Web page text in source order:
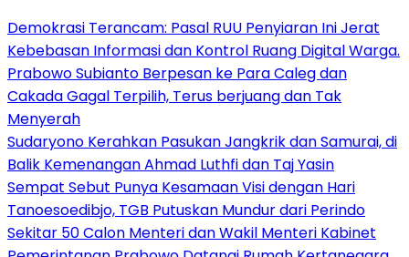
Demokrasi Terancam: Pasal RUU Penyiaran Ini Jerat
Kebebasan Informasi dan Kontrol Ruang Digital Warga.
Prabowo Subianto Berpesan ke Para Caleg dan
Cakada Gagal Terpilih, Terus berjuang dan Tak
Menyerah
Sudaryono Kerahkan Pasukan Jangkrik dan Samurai, di
Balik Kemenangan Ahmad Luthfi dan Taj Yasin
Sempat Sebut Punya Kesamaan Visi dengan Hari
Tanoesoedibjo, TGB Putuskan Mundur dari Perindo
Sekitar 50 Calon Menteri dan Wakil Menteri Kabinet